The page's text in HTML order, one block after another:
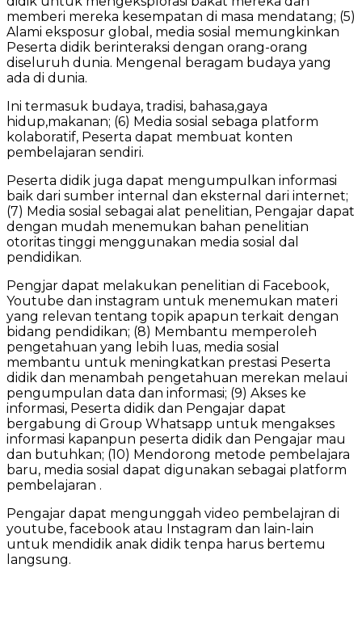
memberi mereka kesempatan di masa mendatang; (5)
Alami eksposur global, media sosial memungkinkan
Peserta didik berinteraksi dengan orang-orang
diseluruh dunia. Mengenal beragam budaya yang
ada di dunia.
Ini termasuk budaya, tradisi, bahasa,gaya
hidup,makanan; (6) Media sosial sebaga platform
kolaboratif, Peserta dapat membuat konten
pembelajaran sendiri.
Peserta didik juga dapat mengumpulkan informasi
baik dari sumber internal dan eksternal dari internet;
(7) Media sosial sebagai alat penelitian, Pengajar dapat
dengan mudah menemukan bahan penelitian
otoritas tinggi menggunakan media sosial dal
pendidikan.
Pengjar dapat melakukan penelitian di Facebook,
Youtube dan instagram untuk menemukan materi
yang relevan tentang topik apapun terkait dengan
bidang pendidikan; (8) Membantu memperoleh
pengetahuan yang lebih luas, media sosial
membantu untuk meningkatkan prestasi Peserta
didik dan menambah pengetahuan merekan melaui
pengumpulan data dan informasi; (9) Akses ke
informasi, Peserta didik dan Pengajar dapat
bergabung di Group Whatsapp untuk mengakses
informasi kapanpun peserta didik dan Pengajar mau
dan butuhkan; (10) Mendorong metode pembelajara
baru, media sosial dapat digunakan sebagai platform
pembelajaran .
Pengajar dapat mengunggah video pembelajran di
youtube, facebook atau Instagram dan lain-lain
untuk mendidik anak didik tenpa harus bertemu
langsung.